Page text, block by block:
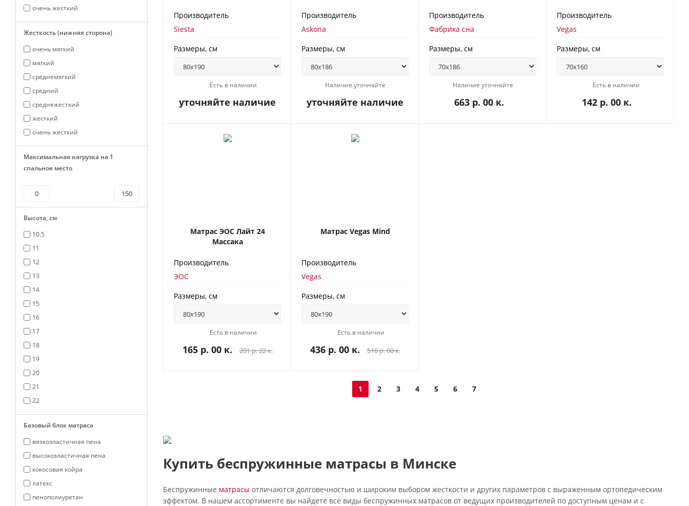
Производитель
Siesta
Размеры, см
Есть в наличии
уточняйте наличие
Производитель
Askona
Размеры, см
Наличие уточняйте
уточняйте наличие
Производитель
Фабрика сна
Размеры, см
Наличие уточняйте
663 р. 00 к.
Производитель
Vegas
Размеры, см
Есть в наличии
142 р. 00 к.
Матрас ЭОС Лайт 24
Массака
Производитель
ЭОС
Размеры, см
Есть в наличии
165 р. 00 к. 201 р. 22 к.
Матрас Vegas Mind
Производитель
Vegas
Размеры, см
Есть в наличии
436 р. 00 к. 516 р. 00 к.
1 2 3 4 5 6 7
Купить беспружинные матрасы в Минске
Беспружинные матрасы отличаются долговечностью и широким выбором жесткости и других параметров с выраженным ортопедическим
эффектом. В нашем ассортименте вы найдете все виды беспружинных матрасов от ведущих производителей по доступным ценам и с
очень жесткий
Жесткость (нижняя сторона)
очень мягкий
мягкий
среднемягкий
средний
среднежесткий
жесткий
очень жесткий
Максимальная нагрузка на 1
спальное место
Высота, см
10.5
11
12
13
14
15
16
17
18
19
20
21
22
Базовый блок матраса
вязкоэластичная пена
высокоэластичная пена
кокосовая койра
латекс
пенополиуретан